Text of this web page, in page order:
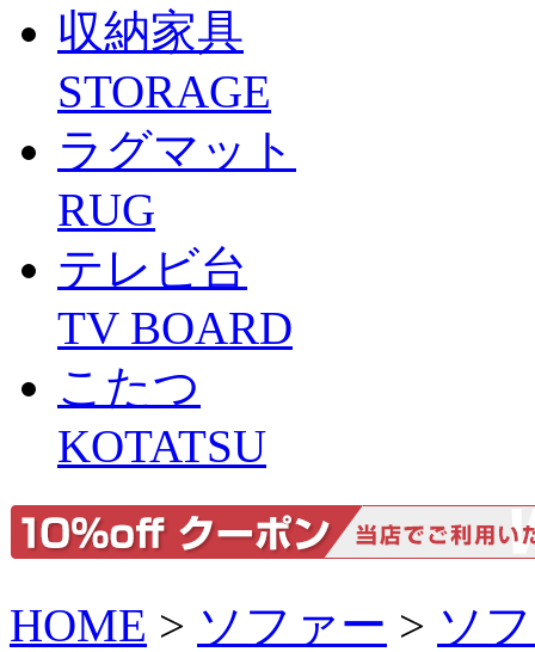
収納家具
STORAGE
ラグマット
RUG
テレビ台
TV BOARD
こたつ
KOTATSU
HOME > ソファー > ソ